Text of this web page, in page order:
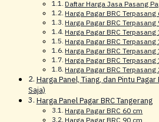
Daftar Harga Jasa Pasang
Harga Pagar BRC Terpasang
Harga Pagar BRC Terpasang
Harga Pagar BRC Terpasang
Harga Pagar BRC Terpasang
Harga Pagar BRC Terpasang
Harga Pagar BRC Terpasang
Harga Pagar BRC Terpasang
Harga Panel, Tiang, dan Pintu
Saja)
Harga Panel Pagar BRC Tangerang
Harga Pagar BRC 60 cm
Harga Pagar BRC 90 cm